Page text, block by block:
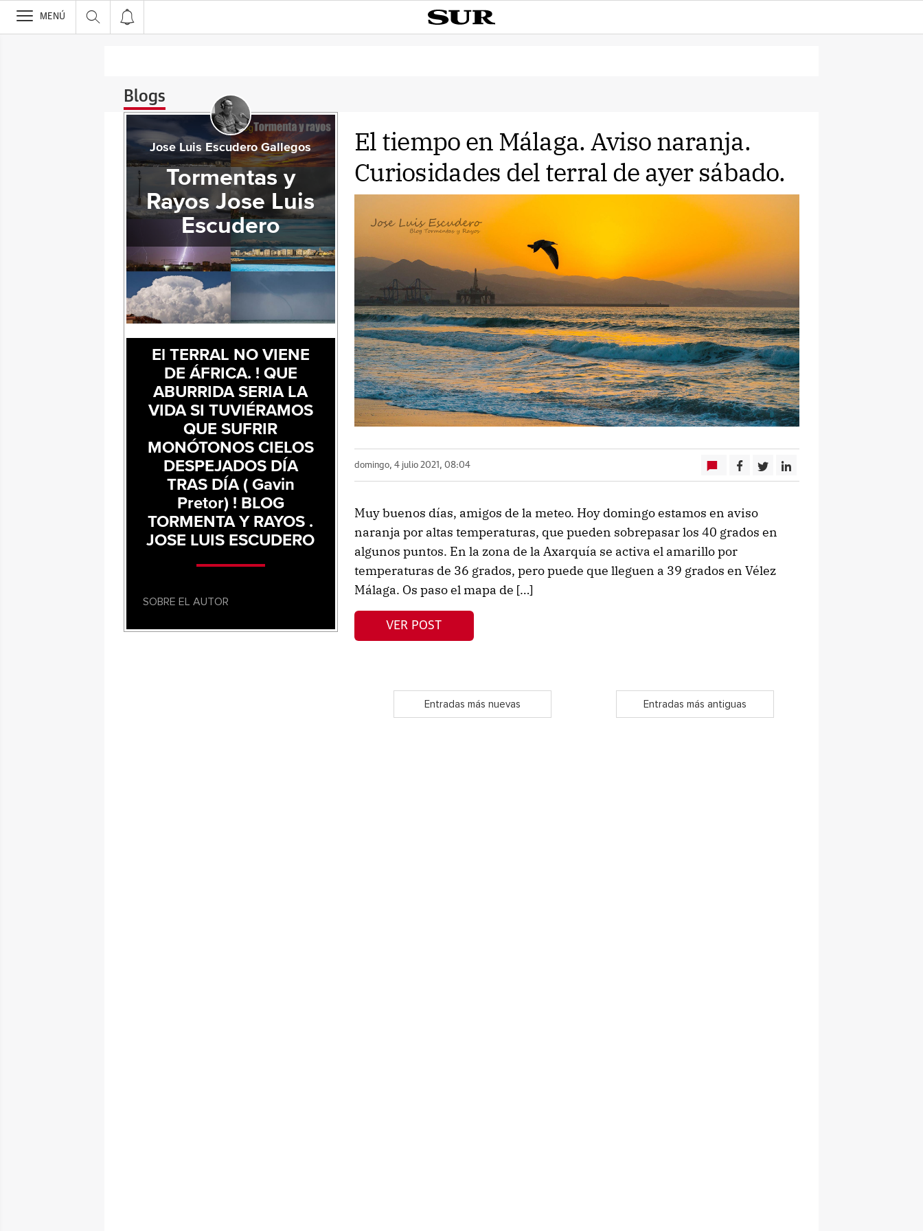
>
MENÚ
Blogs
El tiempo en Málaga. Aviso naranja.
Curiosidades del terral de ayer sábado.
domingo, 4 julio 2021, 08:04
Muy buenos días, amigos de la meteo. Hoy domingo estamos en aviso
naranja por altas temperaturas, que pueden sobrepasar los 40 grados en
algunos puntos. En la zona de la Axarquía se activa el amarillo por
temperaturas de 36 grados, pero puede que lleguen a 39 grados en Vélez
Málaga. Os paso el mapa de […]
VER POST
Entradas más nuevas Entradas más antiguas
Jose Luis Escudero Gallegos
Tormentas y
Rayos Jose Luis
Escudero
El TERRAL NO VIENE
DE ÁFRICA. ! QUE
ABURRIDA SERIA LA
VIDA SI TUVIÉRAMOS
QUE SUFRIR
MONÓTONOS CIELOS
DESPEJADOS DÍA
TRAS DÍA ( Gavin
Pretor) ! BLOG
TORMENTA Y RAYOS .
JOSE LUIS ESCUDERO
SOBRE EL AUTOR